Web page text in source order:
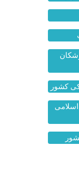
کشور